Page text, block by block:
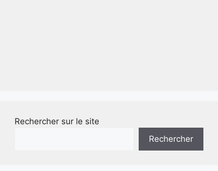
Rechercher sur le site
Rechercher